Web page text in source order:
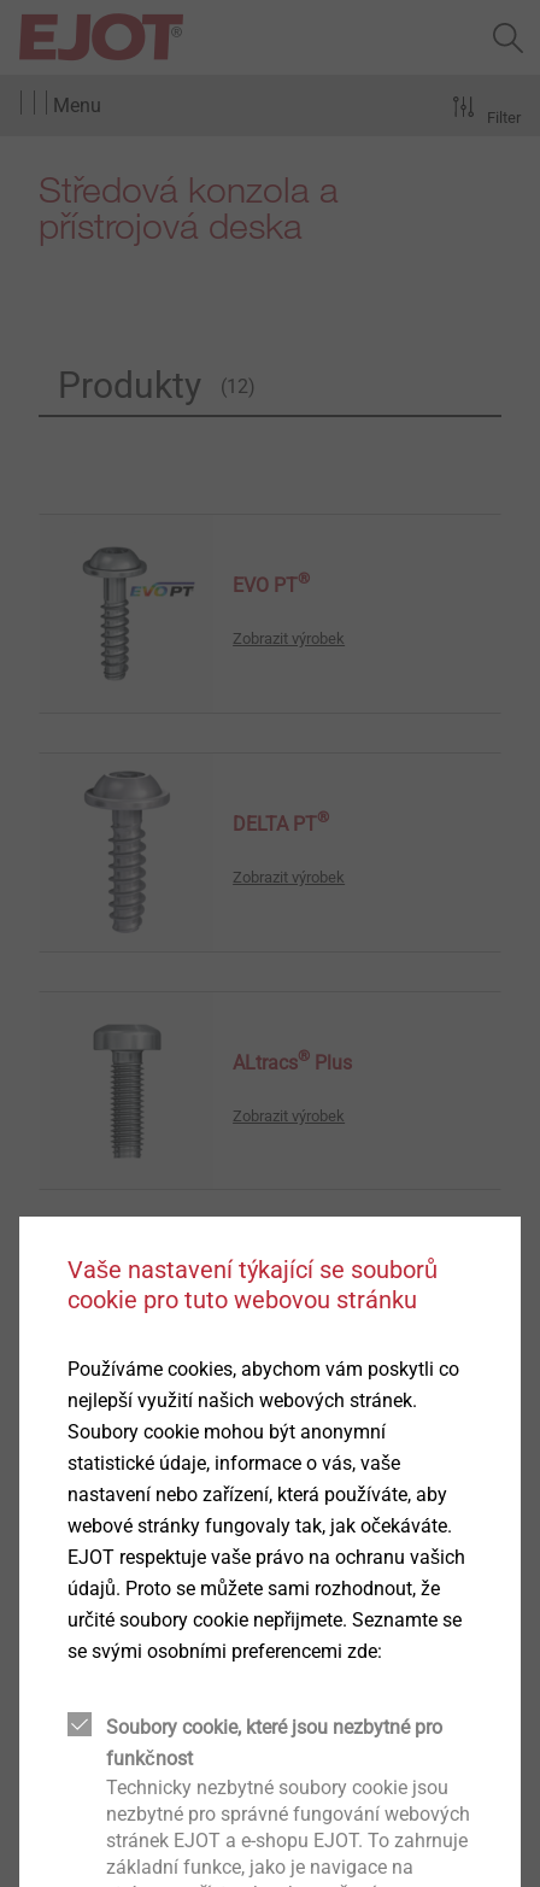
Menu
Středová konzola a
přístrojová deska
Produkty (12)
Filter
EVO PT®
Zobrazit výrobek
DELTA PT®
Zobrazit výrobek
ALtracs® Plus
Zobrazit výrobek
Mikrošrouby
CELL PT®
Zobrazit výrobek
FLOWpoint DELTA PT
Zobrazit výrobek
Vaše nastavení týkající se souborů
cookie pro tuto webovou stránku
Používáme cookies, abychom vám poskytli co
nejlepší využití našich webových stránek.
Soubory cookie mohou být anonymní
statistické údaje, informace o vás, vaše
nastavení nebo zařízení, která používáte, aby
webové stránky fungovaly tak, jak očekáváte.
EJOT respektuje vaše právo na ochranu vašich
údajů. Proto se můžete sami rozhodnout, že
určité soubory cookie nepřijmete. Seznamte se
se svými osobními preferencemi zde:
Soubory cookie, které jsou nezbytné pro
funkčnost
Technicky nezbytné soubory cookie jsou
nezbytné pro správné fungování webových
stránek EJOT a e-shopu EJOT. To zahrnuje
základní funkce, jako je navigace na